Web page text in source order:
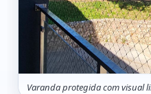
Varanda protegida com visual